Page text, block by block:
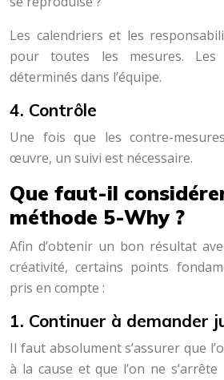
Les calendriers et les
pour toutes les mesures.
déterminés dans l’équipe.
4. Contrôle
Une fois que les contre-
œuvre, un suivi est nécessaire.
Que faut-il
méthode 5-Why ?
Afin d’obtenir un bon résultat
créativité, certains points
pris en compte :
1. Continuer à demander
Il faut absolument s’assurer que
à la cause et que l’on ne